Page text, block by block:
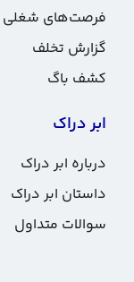
فرصت‌های شغلی
گزارش تخلف
کشف باگ
ابر دراک
درباره ابر دراک
داستان ابر دراک
سوالات متداول